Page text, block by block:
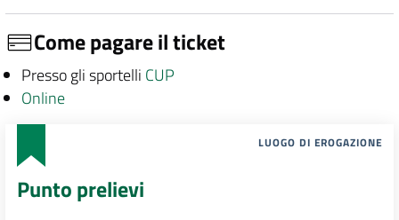
Come pagare il ticket
Presso gli sportelli CUP
Online
LUOGO DI EROGAZIONE
Punto prelievi